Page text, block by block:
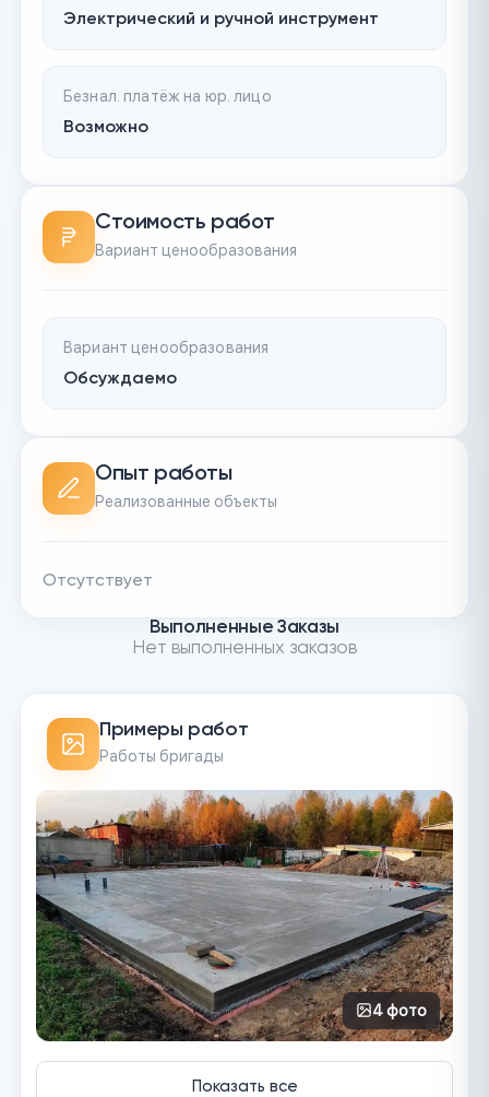
Электрический и ручной инструмент
Безнал. платёж на юр. лицо
Возможно
Стоимость работ
Вариант ценообразования
Вариант ценообразования
Обсуждаемо
Опыт работы
Реализованные объекты
Отсутствует
Выполненные Заказы
Нет выполненных заказов
Примеры работ
Работы бригады
4фото
Показать все